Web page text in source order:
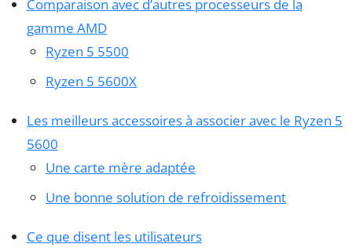
Comparaison avec d’autres processeurs de la
gamme AMD
Ryzen 5 5500
Ryzen 5 5600X
Les meilleurs accessoires à associer avec le Ryzen 5
5600
Une carte mère adaptée
Une bonne solution de refroidissement
Ce que disent les utilisateurs